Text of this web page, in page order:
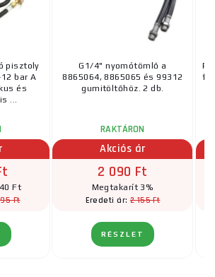
pisztoly
bar A
és
...
Ft
Ft
G1/4" nyomótömlő a
8865064, 8865065 és 99312
gumitöltőhöz. 2 db.
RAKTÁRON
Akciós ár
2 090 Ft
Megtakarít 3%
Eredeti ár:2 155 Ft
RÉSZLET